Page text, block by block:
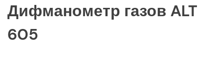
Дифманометр газов ALT
605